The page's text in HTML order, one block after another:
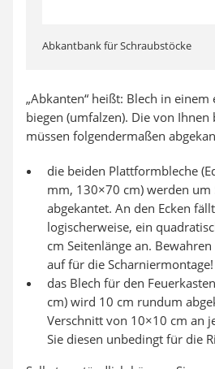
Abkantbank für Schraubstöcke
„Abkanten“ heißt: Blech in einem
biegen (umfalzen). Die von Ihnen
müssen folgendermaßen
die beiden Plattformbleche
mm, 130×70 cm) werden
abgekantet. An den Ecken
logischerweise, ein
cm Seitenlänge an.
auf für die Scharniermontage!
das Blech für den
cm) wird 10 cm rundum
Verschnitt von 10×10 cm an
Sie diesen unbedingt für die